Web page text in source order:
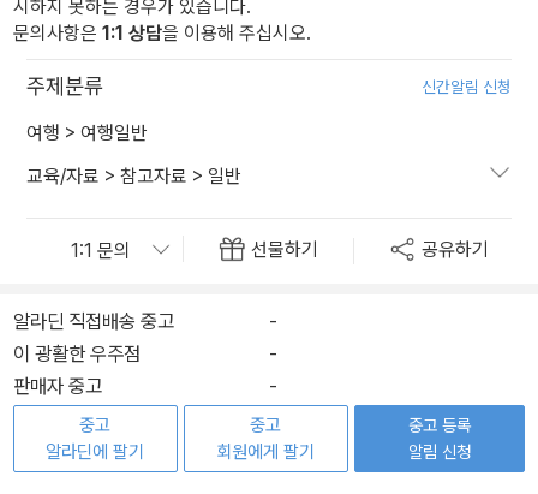
시하지 못하는 경우가 있습니다.
문의사항은 1:1 상담을 이용해 주십시오.
주제분류 신간알림 신청
여행 > 여행일반
교육/자료 > 참고자료 > 일반
선물하기 공유하기
알라딘 직접배송 중고
-
이 광활한 우주점
-
판매자 중고
-
중고
알라딘에 팔기
중고
회원에게 팔기
중고 등록
알림 신청